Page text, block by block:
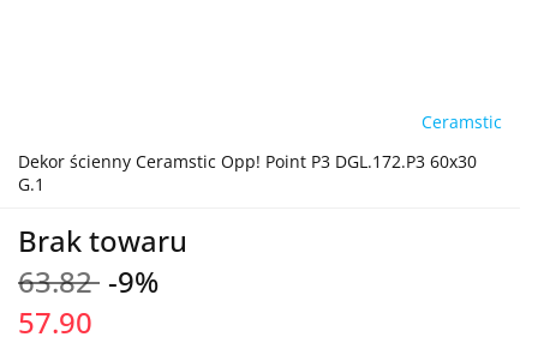
Ceramstic
Dekor ścienny Ceramstic Opp! Point P3 DGL.172.P3 60x30
G.1
Brak towaru
63.82 -9%
57.90